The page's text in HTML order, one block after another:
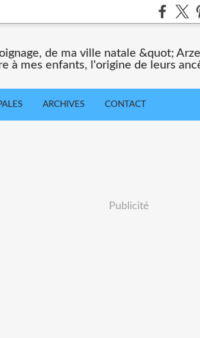
de ma ville natale &quot;
à mes enfants, l'origine de leurs
ARCHIVES CONTACT
Publicité